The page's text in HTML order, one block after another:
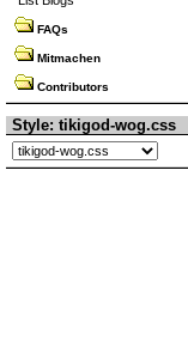
FAQs
Mitmachen
Contributors
Style: tikigod-wog.css